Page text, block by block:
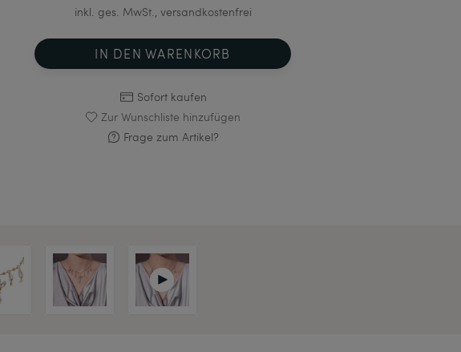
inkl. ges. MwSt., versandkostenfrei
IN DEN WARENKORB
Sofort kaufen
Zur Wunschliste hinzufügen
Frage zum Artikel?